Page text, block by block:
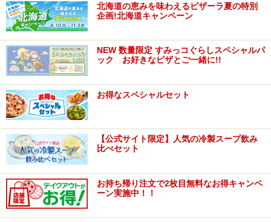
北海道の恵みを味わえるピザーラ夏の特別
企画!北海道キャンペーン
NEW 数量限定 すみっコぐらしスペシャルパ
ック お好きなピザとご一緒に!!
お得なスペシャルセット
【公式サイト限定】人気の冷製スープ飲み
比べセット
お持ち帰り注文で2枚目無料なお得キャンペ
ーン実施中！！